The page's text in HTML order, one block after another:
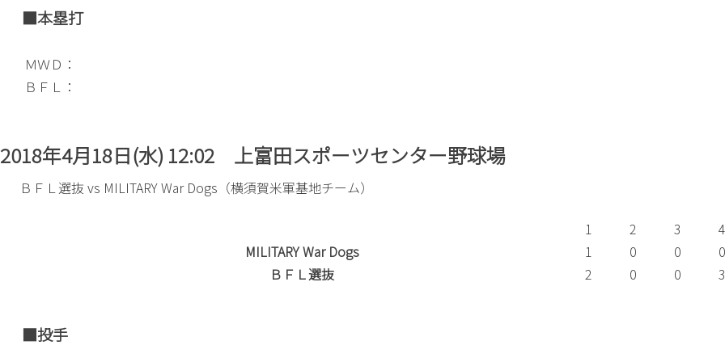
■本塁打
ＭＷＤ：
ＢＦＬ：
2018年4月18日(水) 12:02 上富田スポーツセンター野球場
ＢＦＬ選抜 vs MILITARY War Dogs（横須賀米軍基地チーム）
1 2 3 4
MILITARY War Dogs
1 0 0 0
ＢＦＬ選抜
2 0 0 3
■投手